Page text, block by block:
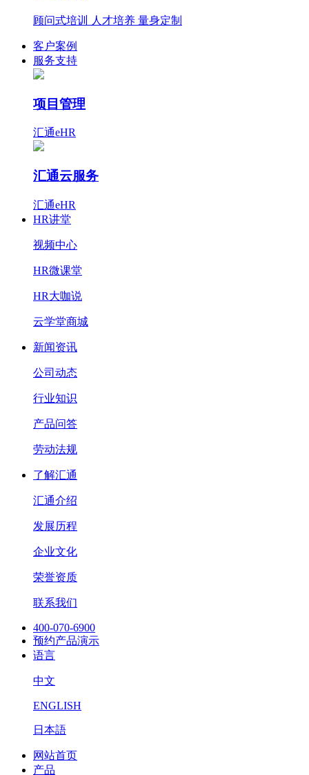
顾问式培训 人才培养 量身定制
客户案例
服务支持
项目管理
汇通eHR
汇通云服务
汇通eHR
HR讲堂
视频中心
HR微课堂
HR大咖说
云学堂商城
新闻资讯
公司动态
行业知识
产品问答
劳动法规
了解汇通
汇通介绍
发展历程
企业文化
荣誉资质
联系我们
400-070-6900
预约产品演示
语言
中文
ENGLISH
日本語
网站首页
产品